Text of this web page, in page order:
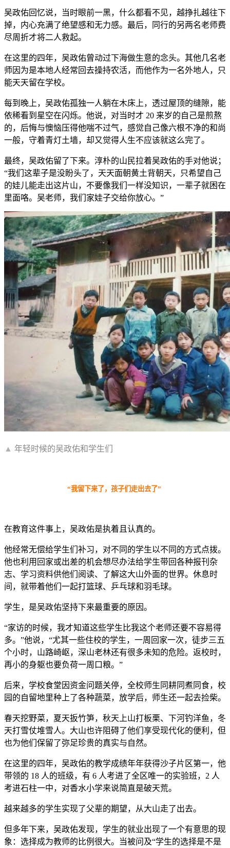
吴政佑回忆说，当时眼前一黑，什么都看不见，越挣扎越往下
掉，内心充满了绝望感和无力感。最后，同行的另两名老师费
尽周折才将二人救起。
在这里的四年，吴政佑曾动过下海做生意的念头。其他几名老
师因为是本地人经常回去操持农活，而他作为一名外地人，只
能天天留在学校。
每到晚上，吴政佑孤独一人躺在木床上，透过屋顶的缝隙，能
依稀看到星空在闪烁。他说，对当时才 20 来岁的自己是煎熬
的，后悔与懊恼压得他喘不过气，感觉自己像六根不净的和尚
一般，守着青灯土墙，却又觉得人生不应该就这么完了。
最终，吴政佑留了下来。淳朴的山民拉着吴政佑的手对他说；
“我们这辈子是没盼头了，天天面朝黄土背朝天，只希望自己
的娃儿能走出这片山，不要像我们一样没知识，一辈子就困在
里面咯。吴老师，我们家娃子交给你放心。”
▲ 年轻时候的吴政佑和学生们
“我留下来了，孩子们走出去了”
在教育这件事上，吴政佑是执着且认真的。
他经常无偿给学生们补习，对不同的学生以不同的方式点拨。
他也利用回家或出差的机会想尽办法给学生带回各种报刊杂
志、学习资料供他们阅读、了解这大山外面的世界。休息时
间，就带着他们一起打篮球、乒乓球和羽毛球。
学生，是吴政佑坚持下来最重要的原因。
“家访的时候，我才知道这些学生比我这个老师还要不容易得
多。”他说，“尤其一些住校的学生，一周回家一次，徒步三五
个小时，山路崎岖，深山老林还有很多未知的危险。返校时，
再小的身躯也要负荷一周口粮。”
后来，学校食堂因资金问题关停，全校师生同耕同煮同食，校
园的自留地里种上了各种蔬菜，放学后，师生还一起去捡柴。
春天挖野菜，夏天扳竹笋，秋天上山打板栗、下河钓洋鱼，冬
天打雪仗堆雪人。大山也许阻碍了他们享受现代化的便利，但
也为他们保留了弥足珍贵的真实与自然。
在这里的四年，吴政佑的教学成绩年年获得沙子片区第一，他
带领的 18 人的班级，有 6 人考进了全区唯一的实验班，2 人
考进石柱一中，对香水小学来说简直是破天荒。
越来越多的学生实现了父辈的期望，从大山走了出去。
但多年下来，吴政佑发现，学生的就业出现了一个有意思的现
象：选择成为教师的比例很大。当被问及“学生的选择是不是